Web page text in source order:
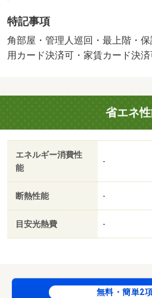
の２．２％又は５．５％ ※ペッ
５％／事務所利用不可／バスト
コン／クロゼット／シャワー付洗
コンロ／駐輪場／最上階／敷金
明付／グリル付／ウォークイン
二人入居相談／浄水器／浴室に
換気システム／敷地内ごみ置き
ロパンガス／ＢＳ／初期費用カ
済可／巡回管理／ゆめタウンさ
まで１８００ｍ／ゆめタウン高
他）まで１３００ｍ／宮脇書店
まで１７００ｍ／エディオンさ
特記事項
角部屋・管理人巡回・最上階・
用カード決済可・家賃カード決
省エネ
エネルギー消費性
能
-
断熱性能 -
目安光熱費 -
無料・簡単2